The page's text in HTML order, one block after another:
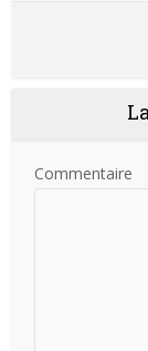
Commentaire